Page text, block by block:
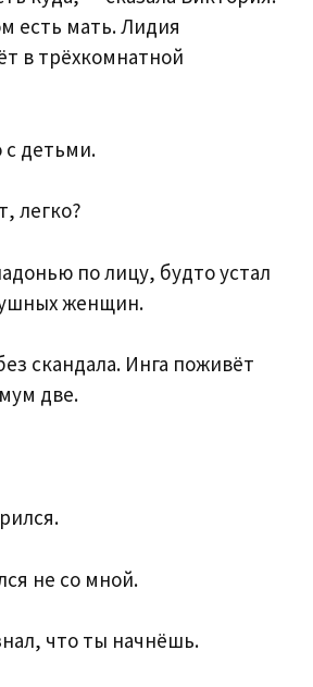
есть мать. Лидия
в трёхкомнатной
детьми.
легко?
по лицу, будто устал
женщин.
скандала. Инга поживёт
две.
не со мной.
что ты начнёшь.